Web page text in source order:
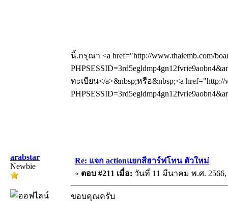
นี้.กรุณา <a href="http://www.thaiemb.com/
ทะเบียน</a>&nbsp;หรือ&nbsp;<a href="http://
arabstar
Newbie
Re: แจก actionแยกสีฮาร์ฟโทน ตัวใหม่
« ตอบ #211 เมื่อ: วันที่ 11 มีนาคม พ.ศ. 2566,
ขอบคุณครับ